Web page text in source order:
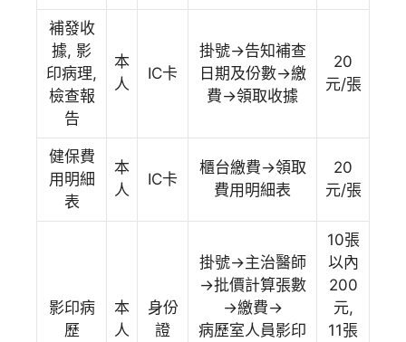
補發收
據, 影
印病理,
檢查報
告
本
人
IC卡
掛號→告知補查
日期及份數→繳
費→領取收據
20
元/張
健保費
用明細
表
本
人
IC卡
櫃台繳費→領取
費用明細表
20
元/張
影印病
歷
本
人
身份
證
掛號→主治醫師
→批價計算張數
→繳費→
病歷室人員影印
10張
以內
200
元,
11張